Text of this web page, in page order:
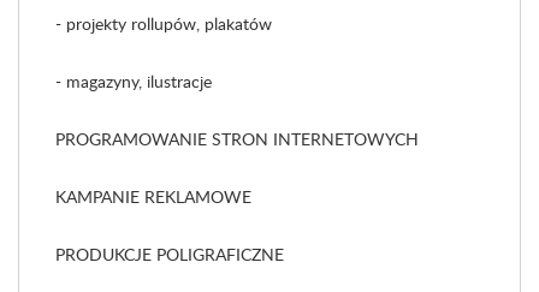
- projekty rollupów, plakatów
- magazyny, ilustracje
PROGRAMOWANIE STRON INTERNETOWYCH
KAMPANIE REKLAMOWE
PRODUKCJE POLIGRAFICZNE